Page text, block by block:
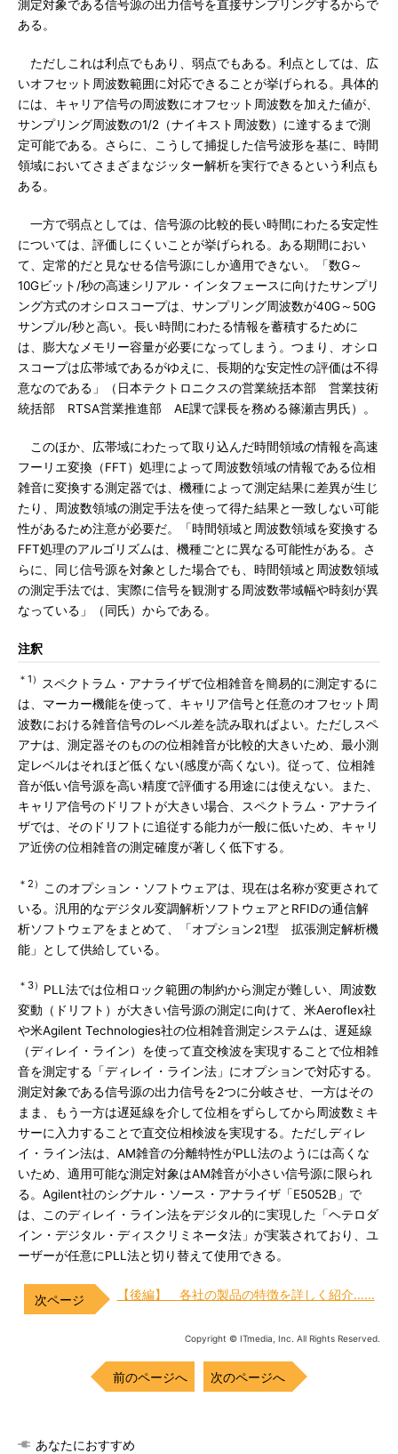
測定対象である信号源の出力信号を直接サンプリングするからで
ある。
ただしこれは利点でもあり、弱点でもある。利点としては、広
いオフセット周波数範囲に対応できることが挙げられる。具体的
には、キャリア信号の周波数にオフセット周波数を加えた値が、
サンプリング周波数の1/2（ナイキスト周波数）に達するまで測
定可能である。さらに、こうして捕捉した信号波形を基に、時間
領域においてさまざまなジッター解析を実行できるという利点も
ある。
一方で弱点としては、信号源の比較的長い時間にわたる安定性
については、評価しにくいことが挙げられる。ある期間におい
て、定常的だと見なせる信号源にしか適用できない。「数G～
10Gビット/秒の高速シリアル・インタフェースに向けたサンプリ
ング方式のオシロスコープは、サンプリング周波数が40G～50G
サンプル/秒と高い。長い時間にわたる情報を蓄積するために
は、膨大なメモリー容量が必要になってしまう。つまり、オシロ
スコープは広帯域であるがゆえに、長期的な安定性の評価は不得
意なのである」（日本テクトロニクスの営業統括本部 営業技術
統括部 RTSA営業推進部 AE課で課長を務める篠瀬吉男氏）。
このほか、広帯域にわたって取り込んだ時間領域の情報を高速
フーリエ変換（FFT）処理によって周波数領域の情報である位相
雑音に変換する測定器では、機種によって測定結果に差異が生じ
たり、周波数領域の測定手法を使って得た結果と一致しない可能
性があるため注意が必要だ。「時間領域と周波数領域を変換する
FFT処理のアルゴリズムは、機種ごとに異なる可能性がある。さ
らに、同じ信号源を対象とした場合でも、時間領域と周波数領域
の測定手法では、実際に信号を観測する周波数帯域幅や時刻が異
なっている」（同氏）からである。
注釈
＊1）
スペクトラム・アナライザで位相雑音を簡易的に測定するに
は、マーカー機能を使って、キャリア信号と任意のオフセット周
波数における雑音信号のレベル差を読み取ればよい。ただしスペ
アナは、測定器そのものの位相雑音が比較的大きいため、最小測
定レベルはそれほど低くない(感度が高くない)。従って、位相雑
音が低い信号源を高い精度で評価する用途には使えない。また、
キャリア信号のドリフトが大きい場合、スペクトラム・アナライ
ザでは、そのドリフトに追従する能力が一般に低いため、キャリ
ア近傍の位相雑音の測定確度が著しく低下する。
＊2）
このオプション・ソフトウェアは、現在は名称が変更されて
いる。汎用的なデジタル変調解析ソフトウェアとRFIDの通信解
析ソフトウェアをまとめて、「オプション21型 拡張測定解析機
能」として供給している。
＊3） PLL法では位相ロック範囲の制約から測定が難しい、周波数
変動（ドリフト）が大きい信号源の測定に向けて、米Aeroflex社
や米Agilent Technologies社の位相雑音測定システムは、遅延線
（ディレイ・ライン）を使って直交検波を実現することで位相雑
音を測定する「ディレイ・ライン法」にオプションで対応する。
測定対象である信号源の出力信号を2つに分岐させ、一方はその
まま、もう一方は遅延線を介して位相をずらしてから周波数ミキ
サーに入力することで直交位相検波を実現する。ただしディレ
イ・ライン法は、AM雑音の分離特性がPLL法のようには高くな
いため、適用可能な測定対象はAM雑音が小さい信号源に限られ
る。Agilent社のシグナル・ソース・アナライザ「E5052B」で
は、このディレイ・ライン法をデジタル的に実現した「ヘテロダ
イン・デジタル・ディスクリミネータ法」が実装されており、ユ
ーザーが任意にPLL法と切り替えて使用できる。
【後編】 各社の製品の特徴を詳しく紹介……
Copyright © ITmedia, Inc. All Rights Reserved.
前のページへ 次のページへ
あなたにおすすめ